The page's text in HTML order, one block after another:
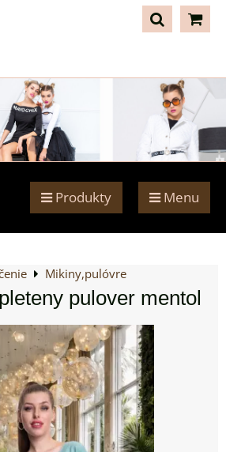
Produkty Menu
Mikiny,pulóvre
pulover mentol